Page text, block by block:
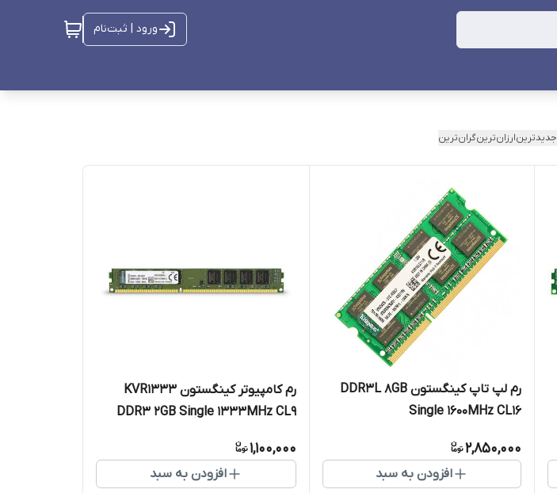
ورود | ثبت‌نام
جدیدترینارزان‌ترینگران‌ترین
رم لپ تاپ کینگستون DDR3L 8GB
Single 1600MHz CL16
2,850,000
افزودن به سبد
رم کامپیوتر کینگستون KVR1333
DDR3 2GB Single 1333MHz CL9
1,100,000
افزودن به سبد